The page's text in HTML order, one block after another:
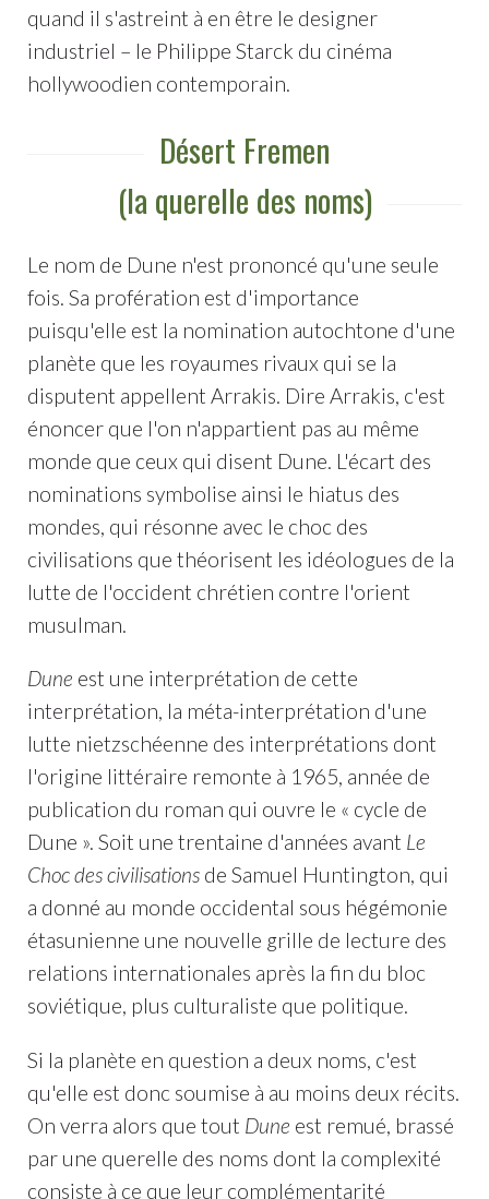
quand il s'astreint à en être le designer
industriel – le Philippe Starck du cinéma
hollywoodien contemporain.
Désert Fremen
(la querelle des noms)
Le nom de Dune n'est prononcé qu'une seule
fois. Sa profération est d'importance
puisqu'elle est la nomination autochtone d'une
planète que les royaumes rivaux qui se la
disputent appellent Arrakis. Dire Arrakis, c'est
énoncer que l'on n'appartient pas au même
monde que ceux qui disent Dune. L'écart des
nominations symbolise ainsi le hiatus des
mondes, qui résonne avec le choc des
civilisations que théorisent les idéologues de la
lutte de l'occident chrétien contre l'orient
musulman.
Dune est une interprétation de cette
interprétation, la méta-interprétation d'une
lutte nietzschéenne des interprétations dont
l'origine littéraire remonte à 1965, année de
publication du roman qui ouvre le « cycle de
Dune ». Soit une trentaine d'années avant Le
Choc des civilisations de Samuel Huntington, qui
a donné au monde occidental sous hégémonie
étasunienne une nouvelle grille de lecture des
relations internationales après la fin du bloc
soviétique, plus culturaliste que politique.
Si la planète en question a deux noms, c'est
qu'elle est donc soumise à au moins deux récits.
On verra alors que tout Dune est remué, brassé
par une querelle des noms dont la complexité
consiste à ce que leur complémentarité